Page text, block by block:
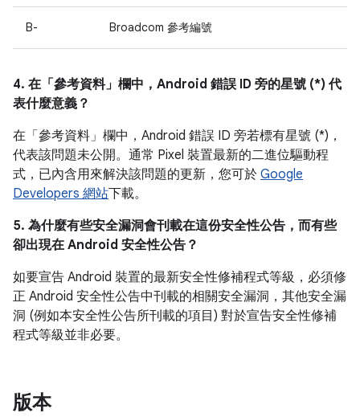
B- Broadcom 參考編號
4. 在「參考資料」 欄中，Android 錯誤 ID 旁的星號 (*) 代
表什麼意義？
在「參考資料」 欄中，Android 錯誤 ID 旁若標有星號 (*)，
代表該問題未公開。通常 Pixel 裝置最新的二進位驅動程
式，已內含用來解決該問題的更新，您可於 Google
Developers 網站下載。
5. 為什麼有些安全漏洞會刊載在這份安全性公告，而有些
卻出現在 Android 安全性公告？
如要宣告 Android 裝置的最新安全性修補程式等級，必須修
正 Android 安全性公告中刊載的相關安全漏洞，其他安全漏
洞 (例如本安全性公告所刊載的項目) 對於宣告安全性修補
程式等級並非必要。
版本